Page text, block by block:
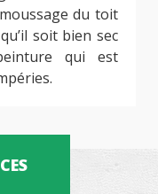
du toit
soit bien sec
qui est